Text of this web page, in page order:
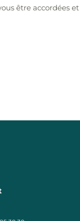
être accordées